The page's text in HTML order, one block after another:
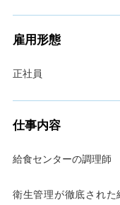
雇用形態
正社員
仕事内容
給食センターの調理
衛生管理が徹底された